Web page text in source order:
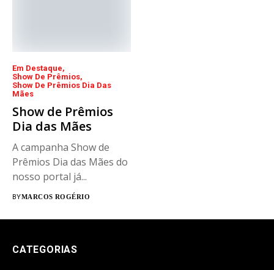
Em Destaque
Show De Prêmios
Show De Prêmios Dia Das
Mães
Show de Prêmios
Dia das Mães
A campanha Show de
Prêmios Dia das Mães do
nosso portal já...
BYMARCOS ROGÉRIO
CATEGORIAS